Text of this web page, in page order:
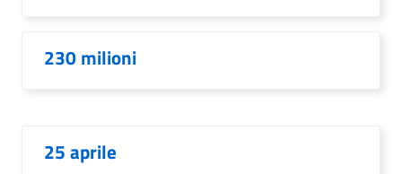
230 milioni
25 aprile